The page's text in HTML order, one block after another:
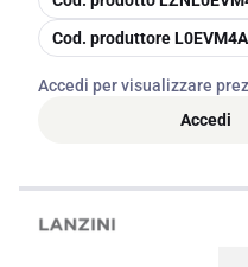
copia
Cod. produttore
Accedi per visualizzare
Accedi